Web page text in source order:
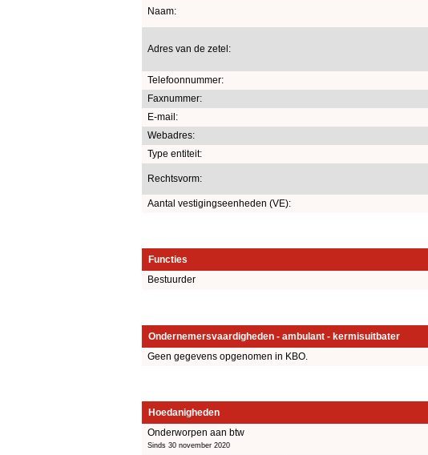
Naam:
Adres van de zetel:
Telefoonnummer:
Faxnummer:
E-mail:
Webadres:
Type entiteit:
Rechtsvorm:
Aantal vestigingseenheden (VE):
Functies
Bestuurder
Ondernemersvaardigheden - ambulant - kermisuitbater
Geen gegevens opgenomen in KBO.
Hoedanigheden
Onderworpen aan btw
Sinds 30 november 2020